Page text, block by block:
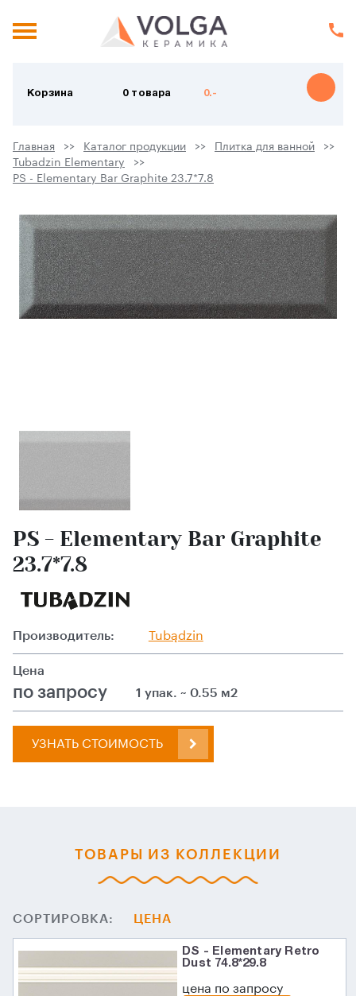
Корзина 0 товара 0.-
Главная Каталог продукции
Плитка для ванной
Tubadzin Elementary
PS - Elementary Bar Graphite 23.7*7.8
PS - Elementary Bar Graphite
23.7*7.8
Производитель: Tubądzin
Цена
по запросу 1 упак. ~ 0.55 м2
УЗНАТЬ СТОИМОСТЬ
ТОВАРЫ ИЗ КОЛЛЕКЦИИ
СОРТИРОВКА: ЦЕНА
DS - Elementary Retro
Dust 74.8*29.8
цена по запросу